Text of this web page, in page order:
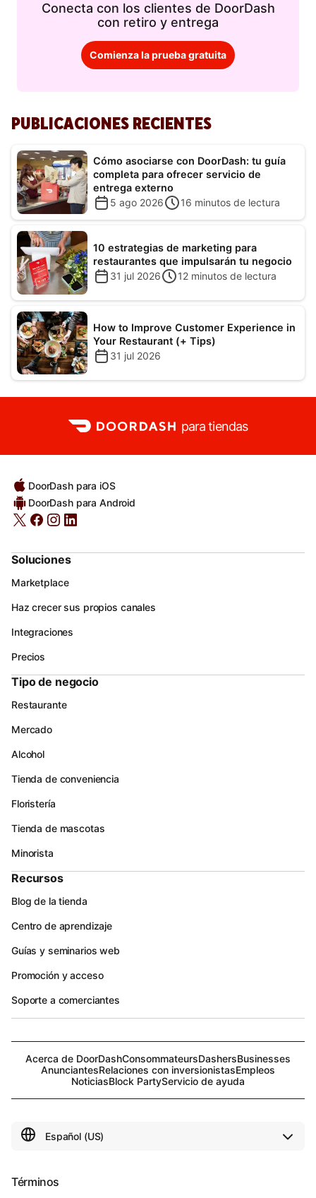
Conecta con los clientes de DoorDash
con retiro y entrega
Comienza la prueba gratuita
PUBLICACIONES RECIENTES
Cómo asociarse con DoorDash: tu guía
completa para ofrecer servicio de
entrega externo
5 ago 2026
16 minutos de lectura
10 estrategias de marketing para
restaurantes que impulsarán tu negocio
31 jul 2026
12 minutos de lectura
How to Improve Customer Experience in
Your Restaurant (+ Tips)
31 jul 2026
para tiendas
DoorDash para iOS
DoorDash para Android
Soluciones
Marketplace
Haz crecer sus propios canales
Integraciones
Precios
Tipo de negocio
Restaurante
Mercado
Alcohol
Tienda de conveniencia
Floristería
Tienda de mascotas
Minorista
Recursos
Blog de la tienda
Centro de aprendizaje
Guías y seminarios web
Promoción y acceso
Soporte a comerciantes
Acerca de DoorDashConsommateursDashersBusinesses
AnunciantesRelaciones con inversionistasEmpleos
NoticiasBlock PartyServicio de ayuda
Términos